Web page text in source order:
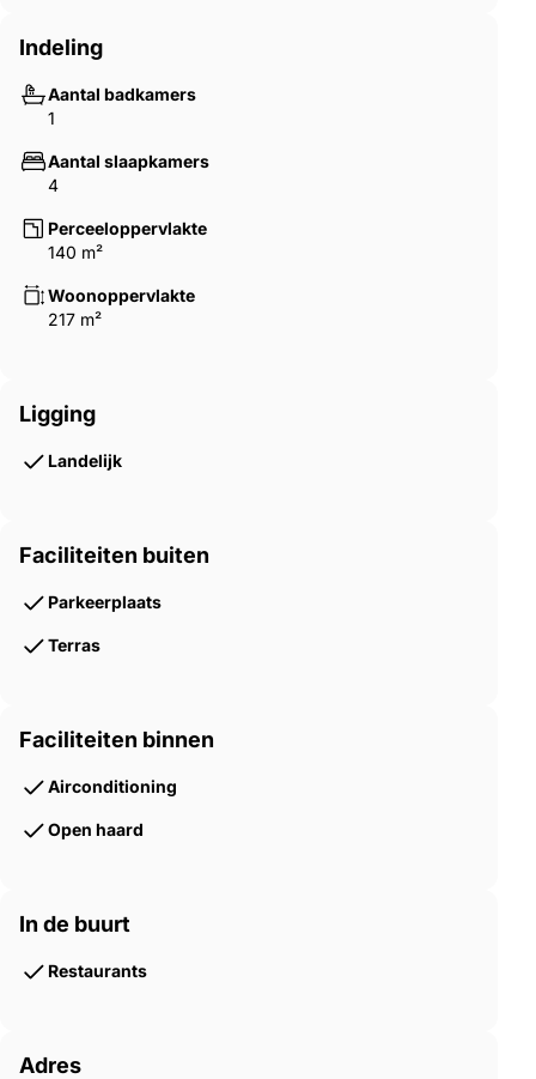
Indeling
Aantal badkamers
1
Aantal slaapkamers
4
Perceeloppervlakte
140 m²
Woonoppervlakte
217 m²
Ligging
Landelijk
Faciliteiten buiten
Parkeerplaats
Terras
Faciliteiten binnen
Airconditioning
Open haard
In de buurt
Restaurants
Adres